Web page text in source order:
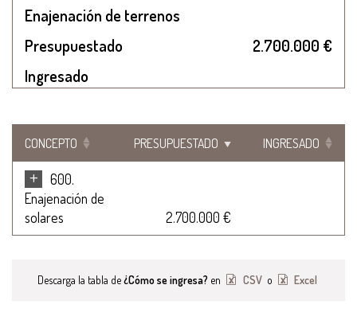
Enajenación de terrenos
Presupuestado
2.700.000 €
Ingresado
CONCEPTO PRESUPUESTADO INGRESADO
+
600.
Enajenación de
solares
2.700.000 €
Descarga la tabla de¿Cómo se ingresa?en CSV o Excel